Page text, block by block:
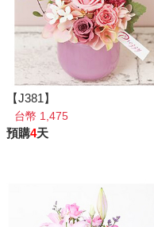
【J381】
台幣 1,475
預購4天